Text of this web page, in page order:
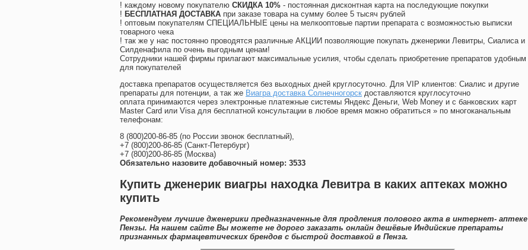
! каждому новому покупателю СКИДКА 10% - постоянная дисконтная карта на последующие покупки
! БЕСПЛАТНАЯ ДОСТАВКА при заказе товара на сумму более 5 тысяч рублей
! оптовым покупателям СПЕЦИАЛЬНЫЕ цены на мелкооптовые партии препарата с возможностью выписки
товарного чека
! так же у нас постоянно проводятся различные АКЦИИ позволяющие покупать дженерики Левитры, Сиалиса и
Силденафила по очень выгодным ценам!
Cотрудники нашей фирмы прилагают максимальные усилия, чтобы сделать приобретение препаратов удобным
для покупателей
доставка препаратов осуществляется без выходных дней круглосуточно. Для VIP клиентов: Сиалис и другие
препараты для потенции, а так же Виагра доставка Солнечногорск доставляются круглосуточно
оплата принимаются через электронные платежные системы Яндекс Деньги, Web Money и с банковских карт
Master Card или Visa для бесплатной консультации в любое время можно обратиться » по многоканальным
телефонам:
8 (800)200-86-85 (по России звонок бесплатный),
+7 (800)200-86-85 (Санкт-Петербург)
+7 (800)200-86-85 (Москва)
Обязательно назовите добавочный номер: 3533
Купить дженерик виагры находка Левитра в каких аптеках можно
купить
Рекомендуем лучшие дженерики предназначенные для продления полового акта в интернет- аптеке
Пензы. На нашем сайте Вы можете не дорого заказать онлайн дешёвые Индийские препараты
признанных фармацевтических брендов с быстрой доставкой в Пенза.